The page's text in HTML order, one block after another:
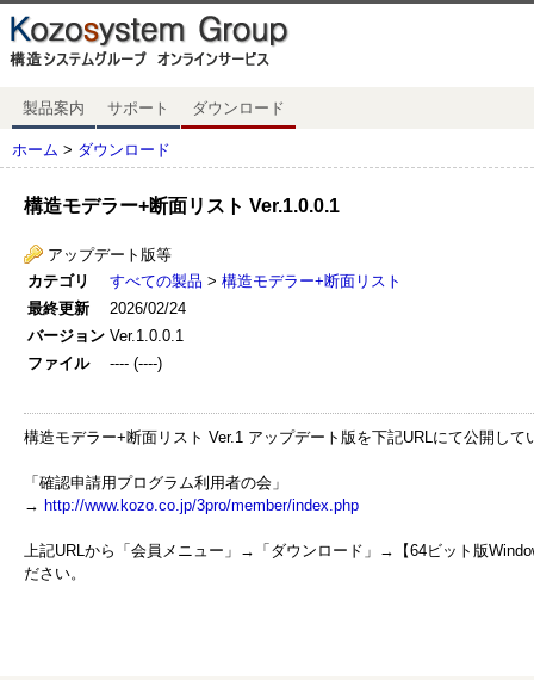
製品案内 サポート ダウンロード
ホーム > ダウンロード
構造モデラー+断面リスト Ver.1.0.0.1
アップデート版等
カテゴリ
すべての製品 > 構造モデラー+断面リスト
最終更新
2026/02/24
バージョン Ver.1.0.0.1
ファイル
---- (----)
構造モデラー+断面リスト Ver.1 アップデート版を下記URLにて公開して
「確認申請用プログラム利用者の会」
→ http://www.kozo.co.jp/3pro/member/index.php
上記URLから「会員メニュー」→「ダウンロード」→【64ビット版
ださい。